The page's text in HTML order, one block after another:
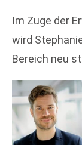
Im Zuge der
wird
Bereich neu